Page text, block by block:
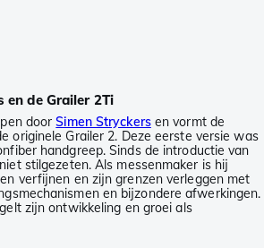
en de Grailer 2Ti
doorSimen Stryckersen vormt de
originele Grailer 2. Deze eerste versie was
handgreep. Sinds de introductie van
stilgezeten. Als messenmaker is hij
verfijnen en zijn grenzen verleggen met
en bijzondere afwerkingen.
zijn ontwikkeling en groei als